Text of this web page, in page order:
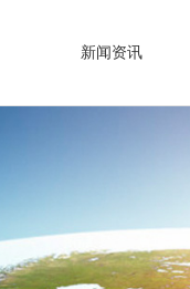
新闻资讯